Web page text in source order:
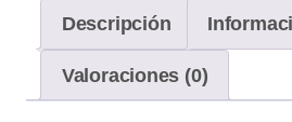
Descripción
Valoraciones (0)